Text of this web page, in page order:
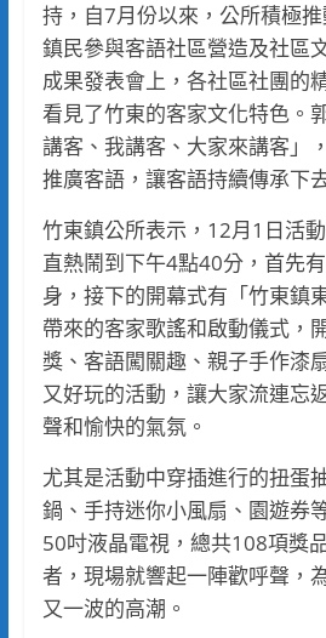
持，自7月份以來，公所積極
鎮民參與客語社區營造及社區
成果發表會上，各社區社團的
看見了竹東的客家文化特色。
講客、我講客、大家來講客」
推廣客語，讓客語持續傳承下
竹東鎮公所表示，12月1日活
直熱鬧到下午4點40分，首先
身，接下的開幕式有「竹東鎮
帶來的客家歌謠和啟動儀式，
獎、客語闖關趣、親子手作漆
又好玩的活動，讓大家流連忘
聲和愉快的氣氛。
尤其是活動中穿插進行的扭蛋
鍋、手持迷你小風扇、園遊券
50吋液晶電視，總共108項獎
者，現場就響起一陣歡呼聲，
又一波的高潮。